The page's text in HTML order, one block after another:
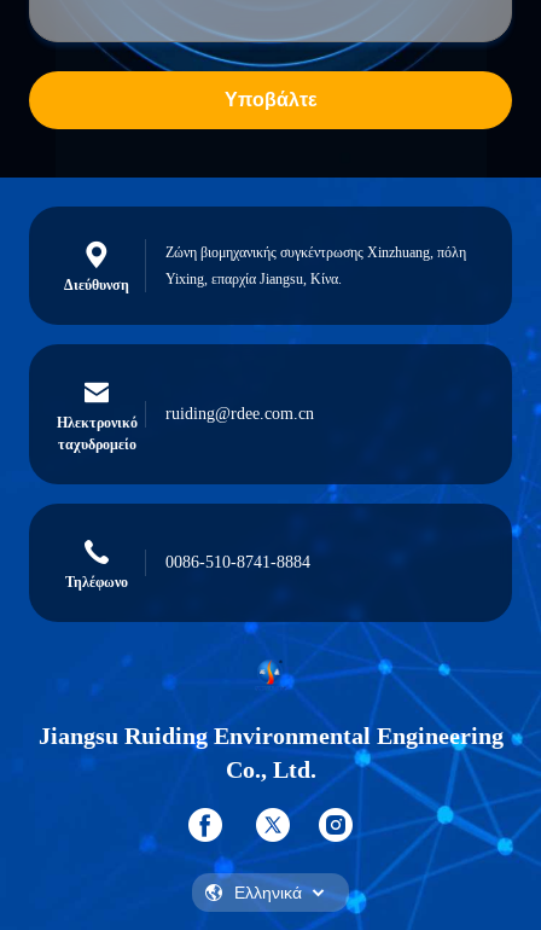
Υποβάλτε
Διεύθυνση
Ζώνη βιομηχανικής συγκέντρωσης Xinzhuang, πόλη
Yixing, επαρχία Jiangsu, Κίνα.
Ηλεκτρονικό
ταχυδρομείο
ruiding@rdee.com.cn
Τηλέφωνο
0086-510-8741-8884
Jiangsu Ruiding Environmental Engineering
Co., Ltd.